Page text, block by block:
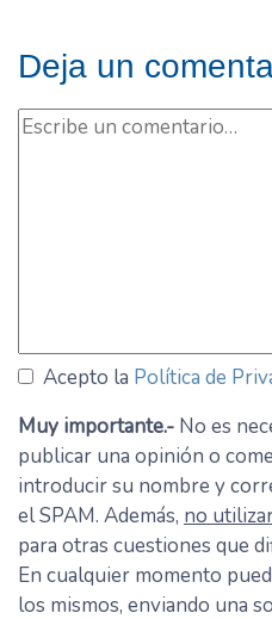
Deja un
Acepto la Política de
Muy importante.- No es
publicar una opinión o
introducir su nombre y
el SPAM. Además, no
para otras cuestiones que
En cualquier momento
los mismos, enviando una